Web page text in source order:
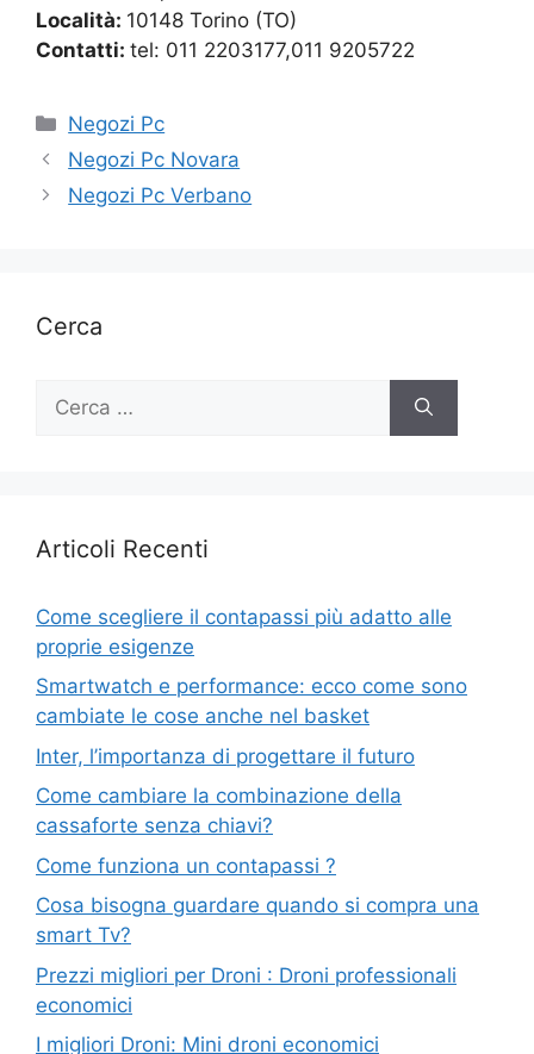
Località: 10148 Torino (TO)
Contatti: tel: 011 2203177,011 9205722
Categorie
Negozi Pc
Negozi Pc Novara
Negozi Pc Verbano
Cerca
per:
Articoli Recenti
Come scegliere il contapassi più adatto alle
proprie esigenze
Smartwatch e performance: ecco come sono
cambiate le cose anche nel basket
Inter, l’importanza di progettare il futuro
Come cambiare la combinazione della
cassaforte senza chiavi?
Come funziona un contapassi ?
Cosa bisogna guardare quando si compra una
smart Tv?
Prezzi migliori per Droni : Droni professionali
economici
I migliori Droni: Mini droni economici